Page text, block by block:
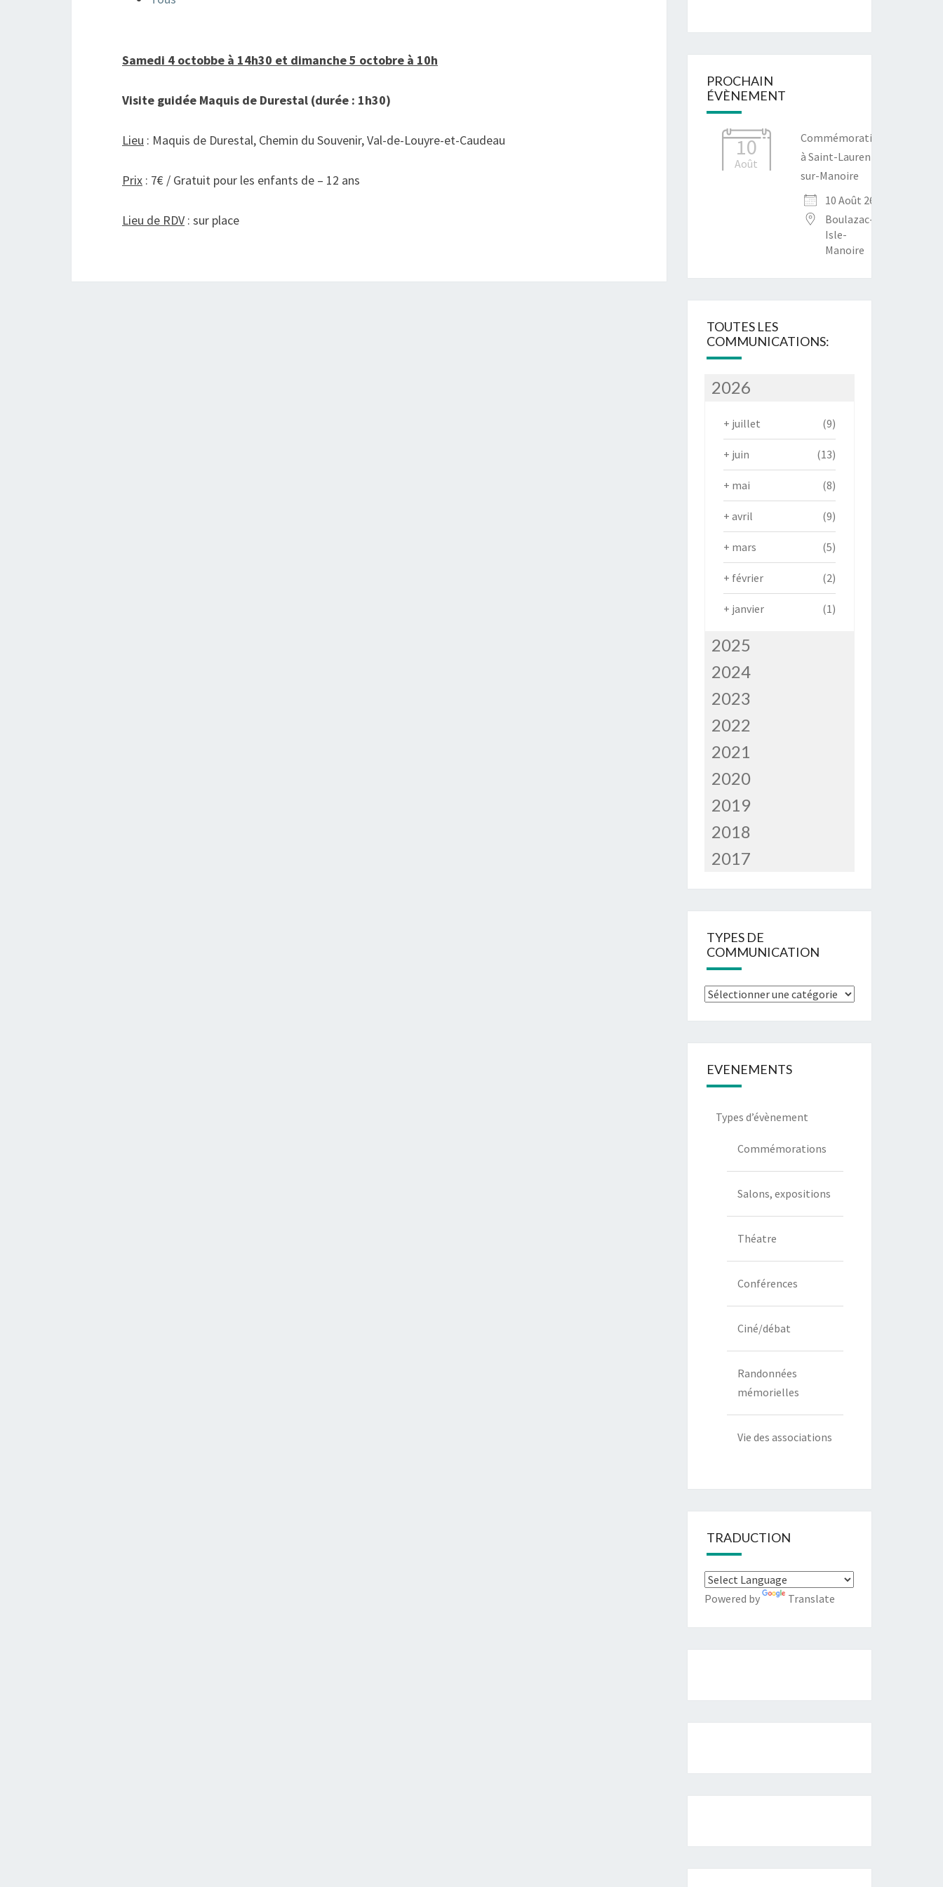
Samedi 4 octobbe à 14h30 et dimanche 5 octobre à 10h
Visite guidée Maquis de Durestal (durée : 1h30)
Lieu : Maquis de Durestal, Chemin du Souvenir, Val-de-Louyre-et-Caudeau
Prix : 7€ / Gratuit pour les enfants de – 12 ans
Lieu de RDV : sur place
PROCHAIN
ÉVÈNEMENT
10
Août
Commémoration
à Saint-Laurent-
sur-Manoire
10 Août 26
Boulazac-
Isle-
Manoire
TOUTES LES
COMMUNICATIONS:
2026
+ juillet (9)
+ juin (13)
+ mai (8)
+ avril (9)
+ mars (5)
+ février (2)
+ janvier (1)
2025
2024
2023
2022
2021
2020
2019
2018
2017
TYPES DE
COMMUNICATION
Types
EVENEMENTS
Types d’évènement
Commémorations
Salons, expositions
Théatre
Conférences
Ciné/débat
Randonnées
mémorielles
Vie des associations
TRADUCTION
Powered by Translate